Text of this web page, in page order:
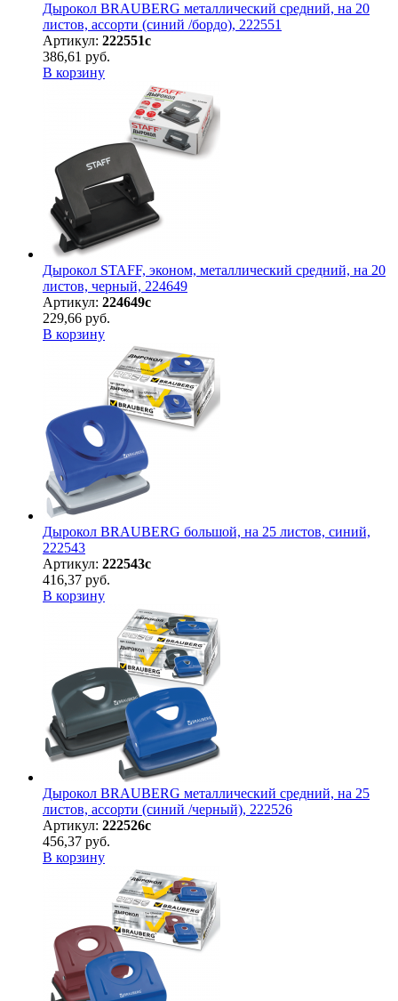
Дырокол BRAUBERG металлический средний, на 20
листов, ассорти (синий /бордо), 222551
Артикул: 222551с
386,61 руб.
В корзину
Дырокол STAFF, эконом, металлический средний, на 20
листов, черный, 224649
Артикул: 224649с
229,66 руб.
В корзину
Дырокол BRAUBERG большой, на 25 листов, синий,
222543
Артикул: 222543с
416,37 руб.
В корзину
Дырокол BRAUBERG металлический средний, на 25
листов, ассорти (синий /черный), 222526
Артикул: 222526с
456,37 руб.
В корзину